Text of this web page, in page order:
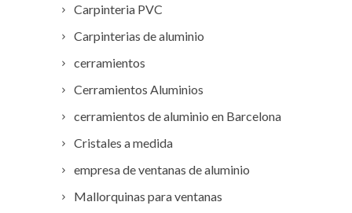
Carpinteria PVC
Carpinterias de aluminio
cerramientos
Cerramientos Aluminios
cerramientos de aluminio en Barcelona
Cristales a medida
empresa de ventanas de aluminio
Mallorquinas para ventanas